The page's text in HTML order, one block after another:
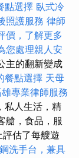
點選擇 臥式冷
照護服務 律師
價，了解更多
您處理親人安
主的翻新變成
餐點選擇 天母
專業律師服務
私人生活，精
艙，食品，服
估了每艘遊
洗手台，兼具